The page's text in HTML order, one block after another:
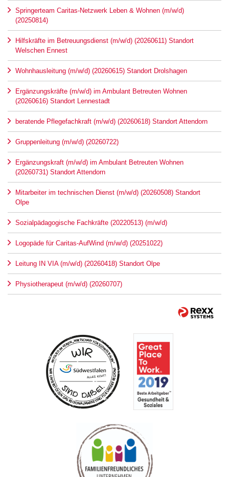
Springerteam Caritas-Netzwerk Leben & Wohnen (m/w/d)
(20250814)
Hilfskräfte im Betreuungsdienst (m/w/d) (20260611) Standort
Welschen Ennest
Wohnhausleitung (m/w/d) (20260615) Standort Drolshagen
Ergänzungskräfte (m/w/d) im Ambulant Betreuten Wohnen
(20260616) Standort Lennestadt
beratende Pflegefachkraft (m/w/d) (20260618) Standort Attendorn
Gruppenleitung (m/w/d) (20260722)
Ergänzungskraft (m/w/d) im Ambulant Betreuten Wohnen
(20260731) Standort Attendorn
Mitarbeiter im technischen Dienst (m/w/d) (20260508) Standort
Olpe
Sozialpädagogische Fachkräfte (20220513) (m/w/d)
Logopäde für Caritas-AufWind (m/w/d) (20251022)
Leitung IN VIA (m/w/d) (20260418) Standort Olpe
Physiotherapeut (m/w/d) (20260707)